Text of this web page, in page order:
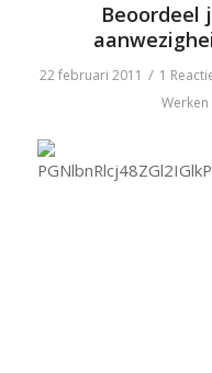
Beoordeel
22 februari 2011 / 1
Werken